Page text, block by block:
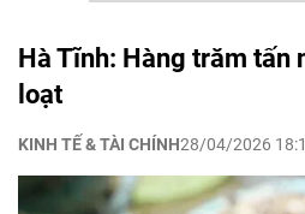
Hà Tĩnh: Hàng trăm tấn
loạt
KINH TẾ & TÀI CHÍNH28/04/2026